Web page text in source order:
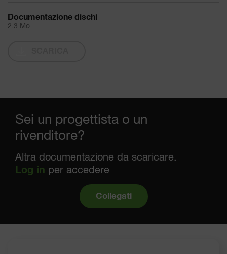
Documentazione dischi
2.3 Mo
Sei un progettista o un
rivenditore?
Altra documentazione da scaricare.
Log in per accedere
Collegati